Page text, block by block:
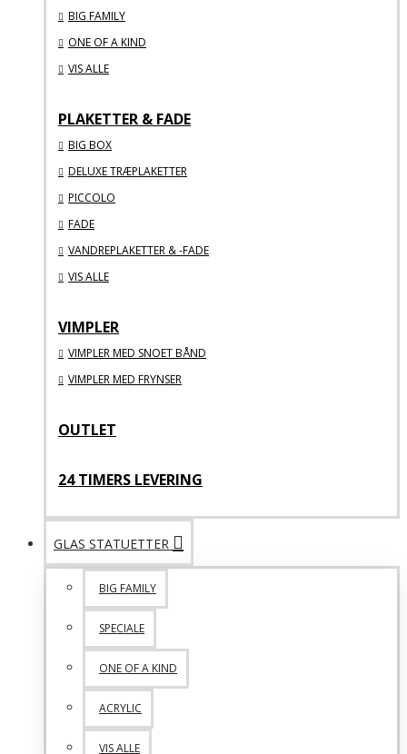
BIG FAMILY
ONE OF A KIND
VIS ALLE
PLAKETTER & FADE
BIG BOX
DELUXE TRÆPLAKETTER
PICCOLO
FADE
VANDREPLAKETTER & -FADE
VIS ALLE
VIMPLER
VIMPLER MED SNOET BÅND
VIMPLER MED FRYNSER
OUTLET
24 TIMERS LEVERING
GLAS STATUETTER
BIG FAMILY
SPECIALE
ONE OF A KIND
ACRYLIC
VIS ALLE